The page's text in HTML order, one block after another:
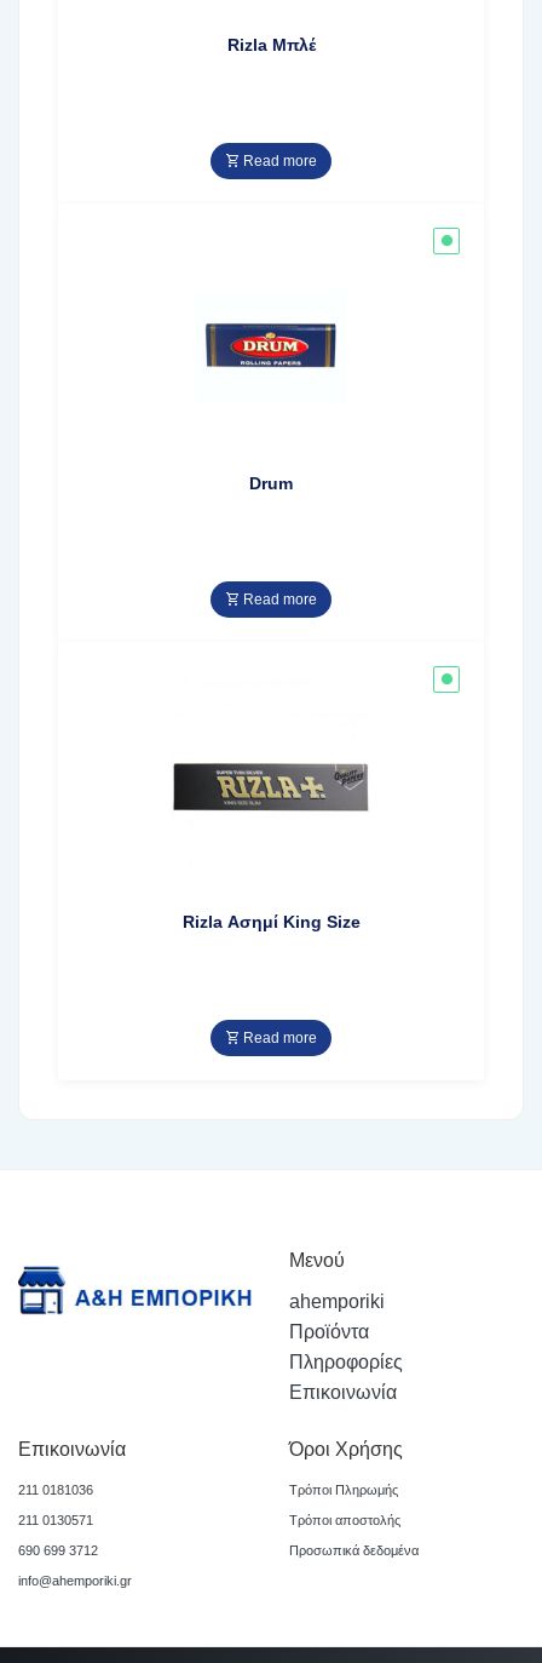
Rizla Μπλέ
Read more
Drum
Read more
Rizla Ασημί King Size
Read more
Μενού
ahemporiki
Προϊόντα
Πληροφορίες
Επικοινωνία
Επικοινωνία
211 0181036
211 0130571
690 699 3712
info@ahemporiki.gr
Όροι Χρήσης
Τρόποι Πληρωμής
Τρόποι αποστολής
Προσωπικά δεδομένα